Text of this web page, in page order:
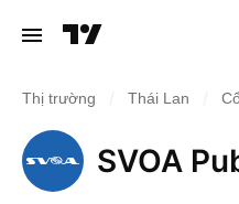
Thị trường Thái Lan
SVOA